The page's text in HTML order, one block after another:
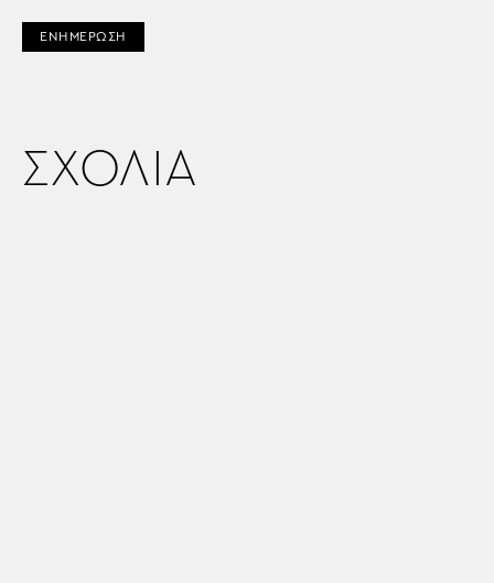
ΕΝΗΜΕΡΩΣΗ
ΣΧΟΛΙΑ